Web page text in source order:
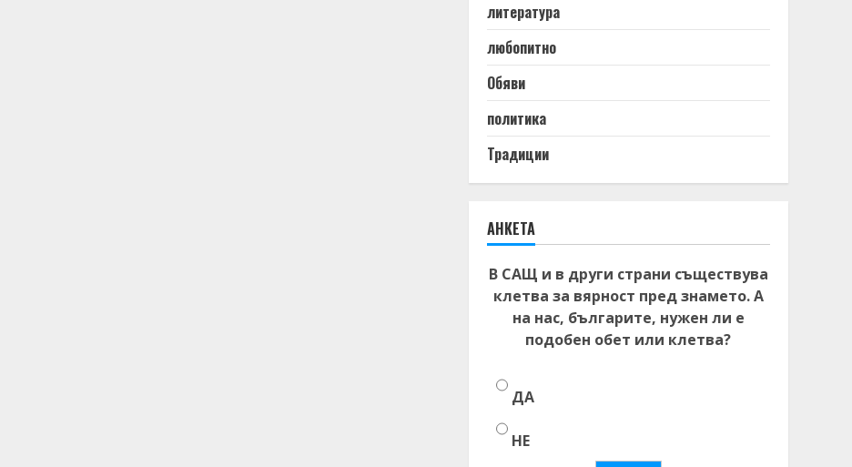
литература
любопитно
Обяви
политика
Традиции
АНКЕТА
В САЩ и в други страни съществува
клетва за вярност пред знамето. А
на нас, българите, нужен ли е
подобен обет или клетва?
ДА
НЕ